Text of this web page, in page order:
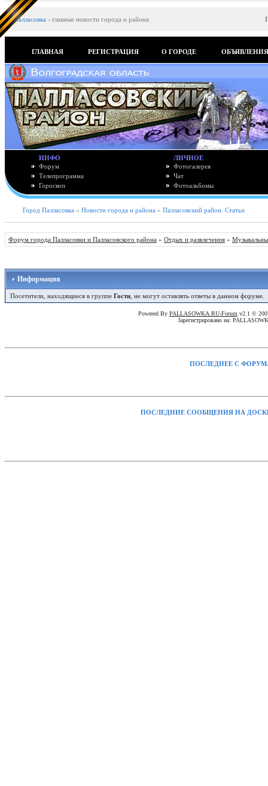
Палласовка - главные новости города и района
ГЛАВНАЯ РЕГИСТРАЦИЯ О ГОРОДЕ ОБЪЯВЛЕНИЯ
ИНФО
Форум
Телепрограмма
Гороскоп
ЛИЧНОЕ
Фотогалерея
Чат
Фотоальбомы
Город Палласовка » Новости города и района » Палласовский район. Статьи
Форум города Палласовки и Палласовского района » Отдых и развлечения »
Информация
Посетители, находящиеся в группе Гости , не могут оставлять ответы в данном форуме.
Powered By PALLASOWKA.RU-Forum v2.1 ©
Зарегистрировано на:
ПОСЛЕДНЕЕ С
ПОСЛЕДНИЕ СООБЩЕНИЯ НА